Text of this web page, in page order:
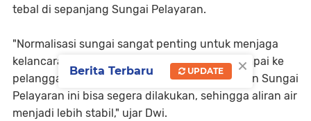
tebal di sepanjang Sungai Pelayaran.
"Normalisasi sungai sangat penting untuk menjaga
kelancaran aliran air dan kualitas air yang sampai ke
pelanggan. Kami berharap pembenahan badan Sungai
Pelayaran ini bisa segera dilakukan, sehingga aliran air
menjadi lebih stabil," ujar Dwi.
×
Berita Terbaru UPDATE